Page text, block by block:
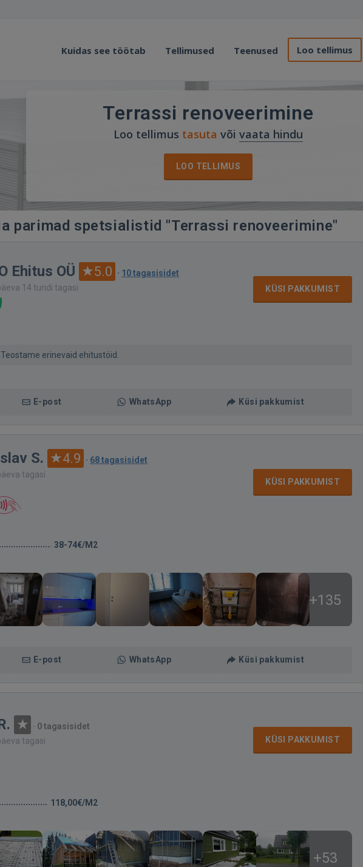
Kuidas see töötab Tellimused Teenused Loo tellimus
Terrassi renoveerimine
Loo tellimus tasuta või vaata hindu
LOO TELLIMUS
parimad spetsialistid "Terrassi renoveerimine"
Ehitus OÜ 5.0 · 10 tagasisidet
14 tundi tagasi
KÜSI PAKKUMIST
erinevaid ehitustöid.
E-post WhatsApp Küsi pakkumist
S. 4.9 · 68 tagasisidet
tagasi
KÜSI PAKKUMIST
38-74€/M2
+135
E-post WhatsApp Küsi pakkumist
· 0 tagasisidet
tagasi
KÜSI PAKKUMIST
118,00€/M2
+53